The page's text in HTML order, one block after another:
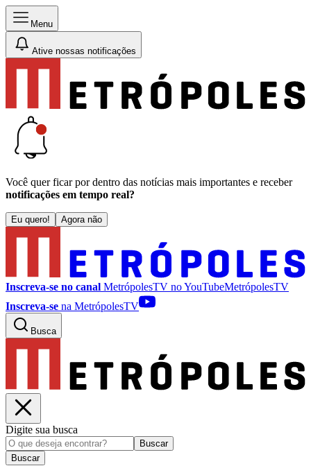
Menu
Ative nossas notificações
Você quer ficar por dentro das notícias mais importantes e receber
notificações em tempo real?
Eu quero! Agora não
Inscreva-se no canal MetrópolesTV noYouTubeMetrópolesTV
Inscreva-se na MetrópolesTV
Busca
Digite sua busca
Buscar
Buscar